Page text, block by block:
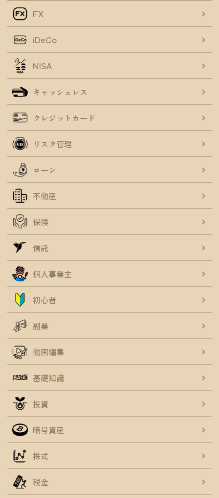
FX
iDeCo
NISA
キャッシュレス
クレジットカード
リスク管理
ローン
不動産
保険
信託
個人事業主
初心者
副業
動画編集
基礎知識
投資
暗号資産
株式
税金